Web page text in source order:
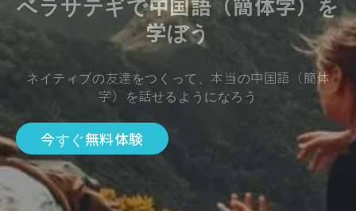
学ぼう
ネイティブの友達をつくって、本当の中国語（簡体
字）を話せるようになろう
今すぐ無料体験